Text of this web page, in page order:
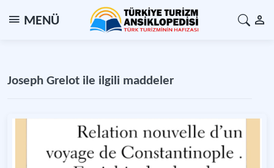
MENÜ
Joseph Grelot ile ilgili maddeler